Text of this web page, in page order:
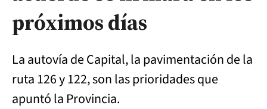
próximos días
La autovía de Capital, la pavimentación de la
ruta 126 y 122, son las prioridades que
apuntó la Provincia.